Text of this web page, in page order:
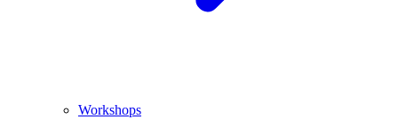
Workshops